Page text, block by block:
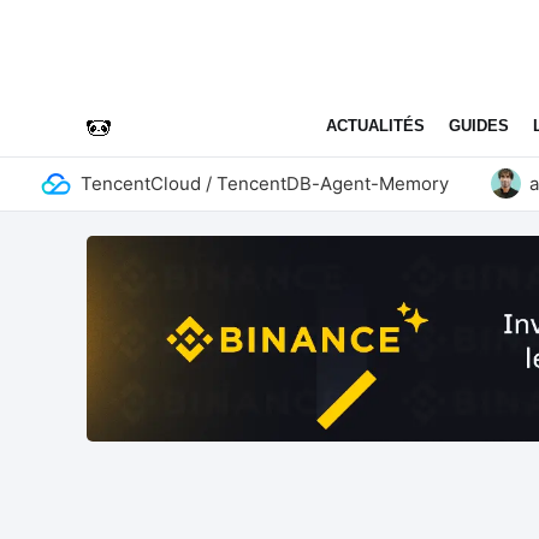
ACTUALITÉS GUIDES
TencentCloud / TencentDB-Agent-Memory